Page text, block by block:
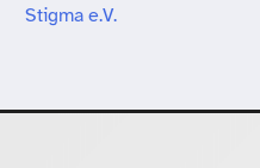
Stigma e.V.